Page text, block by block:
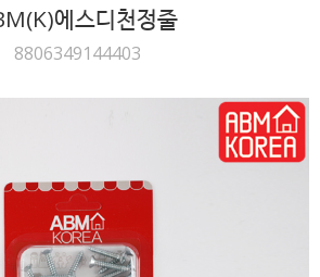
에스디천정줄
8806349144403